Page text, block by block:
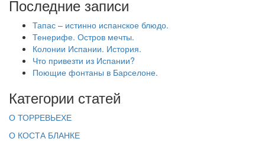
Последние записи
Тапас – истинно испанское блюдо.
Тенерифе. Остров мечты.
Колонии Испании. История.
Что привезти из Испании?
Поющие фонтаны в Барселоне.
Категории статей
О ТОРРЕВЬЕХЕ
О КОСТА БЛАНКЕ